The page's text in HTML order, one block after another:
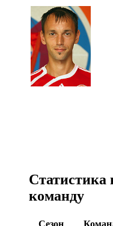
Статистика
команду
Сезон